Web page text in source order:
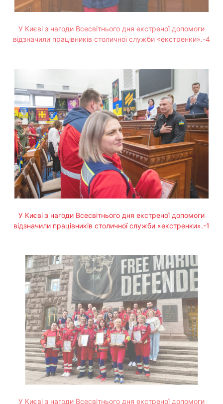
У Києві з нагоди Всесвітнього дня екстреної допомоги
відзначили працівників столичної служби «екстренки».-4
У Києві з нагоди Всесвітнього дня екстреної допомоги
відзначили працівників столичної служби «екстренки».-1
У Києві з нагоди Всесвітнього дня екстреної допомоги